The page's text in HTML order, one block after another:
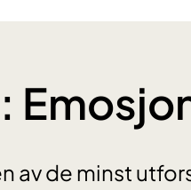
av de minst